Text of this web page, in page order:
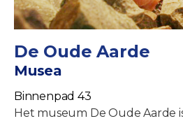
De Oude Aarde
Musea
Binnenpad 43
Het museum De Oude Aarde